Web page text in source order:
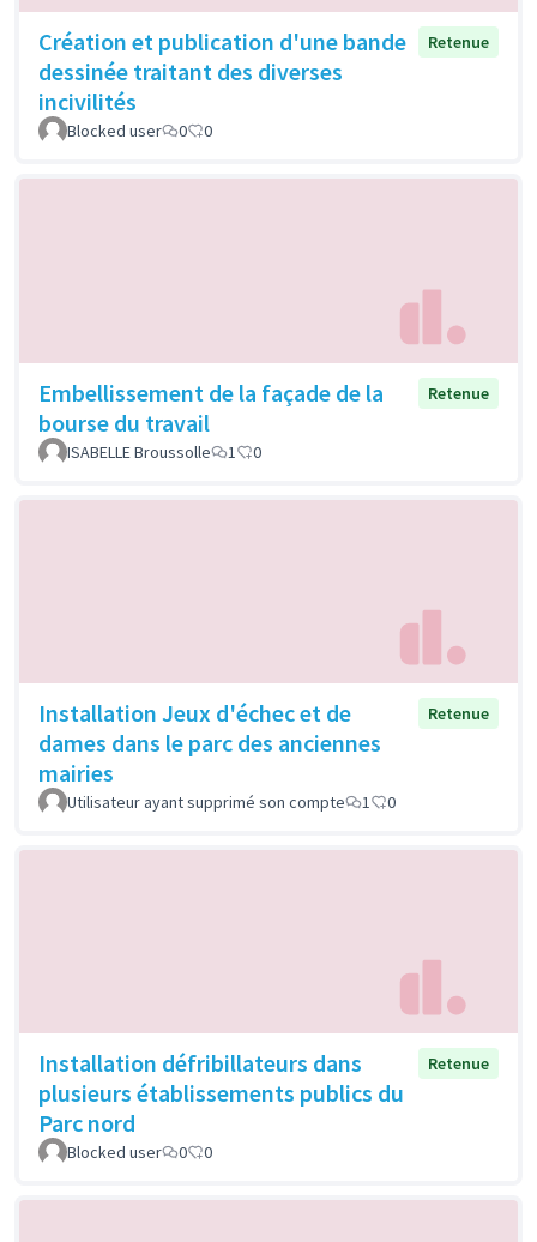
Création et publication d'une bande
dessinée traitant des diverses
incivilités
Retenue
Blocked user 0 0
Embellissement de la façade de la
bourse du travail
Retenue
ISABELLE Broussolle 1 0
Installation Jeux d'échec et de
dames dans le parc des anciennes
mairies
Retenue
Utilisateur ayant supprimé son compte 1 0
Installation défribillateurs dans
plusieurs établissements publics du
Parc nord
Retenue
Blocked user 0 0